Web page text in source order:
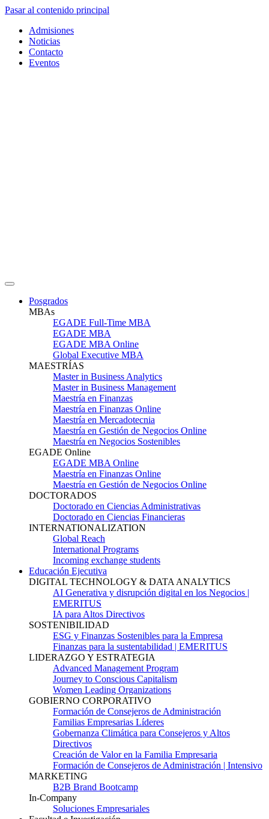
Pasar al contenido principal
Admisiones
Noticias
Contacto
Eventos
Posgrados
MBAs
EGADE Full-Time MBA
EGADE MBA
EGADE MBA Online
Global Executive MBA
MAESTRÍAS
Master in Business Analytics
Master in Business Management
Maestría en Finanzas
Maestría en Finanzas Online
Maestría en Mercadotecnia
Maestría en Gestión de Negocios Online
Maestría en Negocios Sostenibles
EGADE Online
EGADE MBA Online
Maestría en Finanzas Online
Maestría en Gestión de Negocios Online
DOCTORADOS
Doctorado en Ciencias Administrativas
Doctorado en Ciencias Financieras
INTERNATIONALIZATION
Global Reach
International Programs
Incoming exchange students
Educación Ejecutiva
DIGITAL TECHNOLOGY & DATA ANALYTICS
AI Generativa y disrupción digital en los Negocios |
EMERITUS
IA para Altos Directivos
SOSTENIBILIDAD
ESG y Finanzas Sostenibles para la Empresa
Finanzas para la sustentabilidad | EMERITUS
LIDERAZGO Y ESTRATEGIA
Advanced Management Program
Journey to Conscious Capitalism
Women Leading Organizations
GOBIERNO CORPORATIVO
Formación de Consejeros de Administración
Familias Empresarias Líderes
Gobernanza Climática para Consejeros y Altos
Directivos
Creación de Valor en la Familia Empresaria
Formación de Consejeros de Administración | Intensivo
MARKETING
B2B Brand Bootcamp
In-Company
Soluciones Empresariales